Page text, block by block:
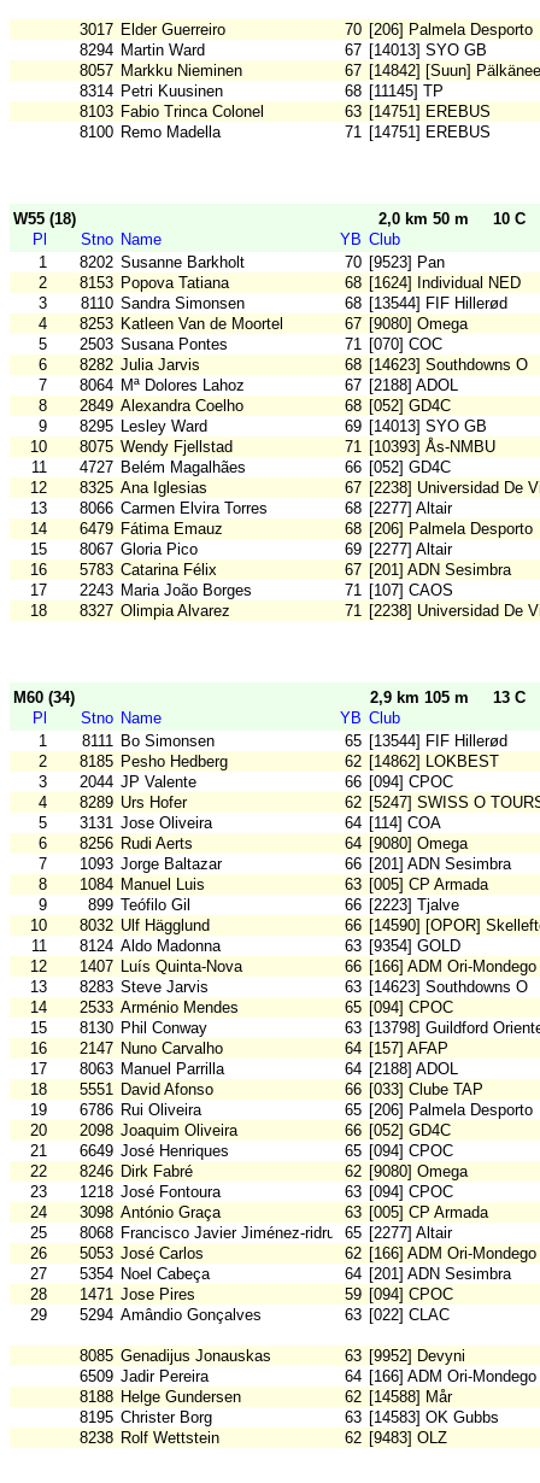
3017 Elder Guerreiro 70 [206] Palmela Desporto
8294 Martin Ward 67 [14013] SYO GB
8057 Markku Nieminen 67 [14842] [Suun]
8314 Petri Kuusinen 68 [11145] TP
8103 Fabio Trinca Colonel 63 [14751] EREBUS
8100 Remo Madella 71 [14751] EREBUS
W55 (18) 2,0 km 50 m
10 C
Pl
Stno Name YB Club
1
8202 Susanne Barkholt 70 [9523] Pan
2
8153 Popova Tatiana 68 [1624] Individual NED
3
8110 Sandra Simonsen 68 [13544] FIF Hillerød
4
8253 Katleen Van de Moortel 67 [9080] Omega
5
2503 Susana Pontes 71 [070] COC
6
8282 Julia Jarvis 68 [14623] Southdowns O
7
8064 Mª Dolores Lahoz 67 [2188] ADOL
8
2849 Alexandra Coelho 68 [052] GD4C
9
8295 Lesley Ward 69 [14013] SYO GB
10
8075 Wendy Fjellstad 71 [10393] Ås-NMBU
11
4727 Belém Magalhães 66 [052] GD4C
12
8325 Ana Iglesias 67 [2238] Universidad De
13
8066 Carmen Elvira Torres 68 [2277] Altair
14
6479 Fátima Emauz 68 [206] Palmela Desporto
15
8067 Gloria Pico 69 [2277] Altair
16
5783 Catarina Félix 67 [201] ADN Sesimbra
17
2243 Maria João Borges 71 [107] CAOS
18
8327 Olimpia Alvarez 71 [2238] Universidad De
M60 (34) 2,9 km 105 m
13 C
Pl
Stno Name YB Club
1
8111 Bo Simonsen 65 [13544] FIF Hillerød
2
8185 Pesho Hedberg 62 [14862] LOKBEST
3
2044 JP Valente 66 [094] CPOC
4
8289 Urs Hofer 62 [5247] SWISS O
5
3131 Jose Oliveira 64 [114] COA
6
8256 Rudi Aerts 64 [9080] Omega
7
1093 Jorge Baltazar 66 [201] ADN Sesimbra
8
1084 Manuel Luis 63 [005] CP Armada
9
899 Teófilo Gil 66 [2223] Tjalve
10
8032 Ulf Hägglund 66 [14590] [OPOR]
11
8124 Aldo Madonna 63 [9354] GOLD
12
1407 Luís Quinta-Nova 66 [166] ADM Ori-Mondego
13
8283 Steve Jarvis 63 [14623] Southdowns O
14
2533 Arménio Mendes 65 [094] CPOC
15
8130 Phil Conway 63 [13798] Guildford
16
2147 Nuno Carvalho 64 [157] AFAP
17
8063 Manuel Parrilla 64 [2188] ADOL
18
5551 David Afonso 66 [033] Clube TAP
19
6786 Rui Oliveira 65 [206] Palmela Desporto
20
2098 Joaquim Oliveira 66 [052] GD4C
21
6649 José Henriques 65 [094] CPOC
22
8246 Dirk Fabré 62 [9080] Omega
23
1218 José Fontoura 63 [094] CPOC
24
3098 António Graça 63 [005] CP Armada
25
8068 Francisco Javier Jiménez-ridruejo65 [2277] Altair
26
5053 José Carlos 62 [166] ADM Ori-Mondego
27
5354 Noel Cabeça 64 [201] ADN Sesimbra
28
1471 Jose Pires 59 [094] CPOC
29
5294 Amândio Gonçalves 63 [022] CLAC
8085 Genadijus Jonauskas 63 [9952] Devyni
6509 Jadir Pereira 64 [166] ADM Ori-Mondego
8188 Helge Gundersen 62 [14588] Mår
8195 Christer Borg 63 [14583] OK Gubbs
8238 Rolf Wettstein 62 [9483] OLZ